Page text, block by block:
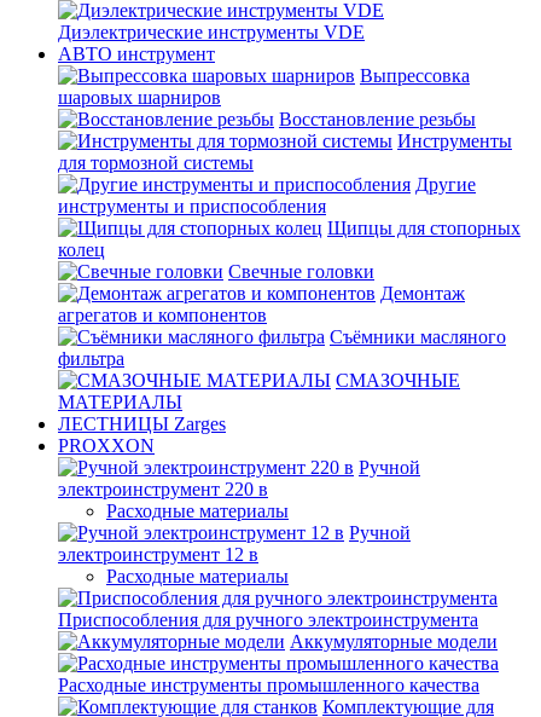
Диэлектрические инструменты VDE
АВТО инструмент
Выпрессовка
шаровых шарниров
Восстановление резьбы
Инструменты
для тормозной системы
Другие
инструменты и приспособления
Щипцы для стопорных
колец
Свечные головки
Демонтаж
агрегатов и компонентов
Съёмники масляного
фильтра
СМАЗОЧНЫЕ
МАТЕРИАЛЫ
ЛЕСТНИЦЫ Zarges
PROXXON
Ручной
электроинструмент 220 в
Расходные материалы
Ручной
электроинструмент 12 в
Расходные материалы
Приспособления для ручного электроинструмента
Аккумуляторные модели
Расходные инструменты промышленного качества
Комплектующие для